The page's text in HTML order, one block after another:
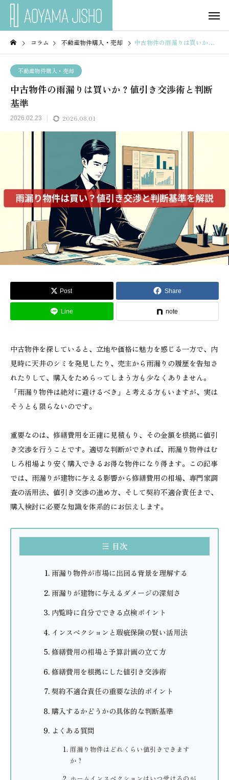
コラム 不動産物件購入・売却 中古物件の雨漏りは買いか？値引き交渉術と判断基準
不動産物件購入・売却
中古物件の雨漏りは買いか？値引き交渉術と判断
基準
2026.02.23 2026.08.01
Post Share
Line note
中古物件を探していると、立地や価格に魅力を感じる一方で、内
見時に天井のシミを発見したり、売主から雨漏りの履歴を告知さ
れたりして、購入をためらってしまう方も少なくありません。
「雨漏り物件は絶対に避けるべき」と考える方もいますが、実は
そうとも限らないのです。
重要なのは、修繕費用を正確に見積もり、その金額を根拠に値引
き交渉を行うことです。適切な判断ができれば、雨漏り物件はむ
しろ相場より安く購入できるお得な物件になり得ます。この記事
では、雨漏りが建物に与える影響から修繕費用の相場、専門家調
査の活用法、値引き交渉の進め方、そして契約不適合責任まで、
購入検討に必要な知識を体系的にお伝えします。
目次
雨漏り物件が市場に出回る背景を理解する
雨漏りが建物に与えるダメージの深刻さ
内覧時に自分でできる点検ポイント
インスペクションと瑕疵保険の賢い活用法
修繕費用の相場と予算計画の立て方
修繕費用を根拠にした値引き交渉術
契約不適合責任の重要な法的ポイント
購入するかどうかの具体的な判断基準
よくある質問
雨漏り物件はどれくらい値引きできます
か？